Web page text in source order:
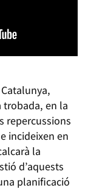
trobada, en la
repercussions
incideixen en
la
d’aquests
planificació